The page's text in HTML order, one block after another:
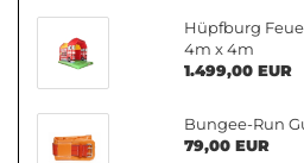
Hüpfburg
4m x 4m
1.499,00 EUR
Bungee-Run
79,00 EUR